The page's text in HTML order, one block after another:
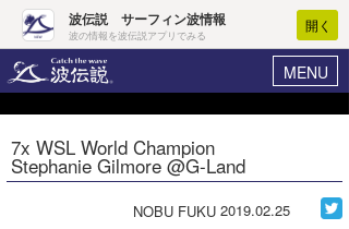
波伝説 サーフィン波情報
波の情報を波伝説アプリでみる
開く
MENU
ヘルプ マイホーム
ログイン
7x WSL World Champion
Stephanie Gilmore @G-Land
NOBU FUKU 2019.02.25
Core Surf Japan